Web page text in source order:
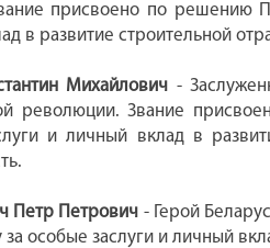
присвоено по решению
в развитие строительной
Михайлович -
революции. Звание
и личный вклад в
Петр Петрович - Герой
за особые заслуги и личный